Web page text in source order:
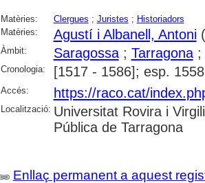
Matèries: Clergues ; Juristes ; Historiadors
Matèries:
Agustí i Albanell, Antoni
Àmbit: Saragossa; Tarragona;
Cronologia: [1517 - 1586]; esp. 1558
Accés: https://raco.cat/
Localització: Universitat Rovira i
Pública de Tarragona
Enllaç permanent a aquest